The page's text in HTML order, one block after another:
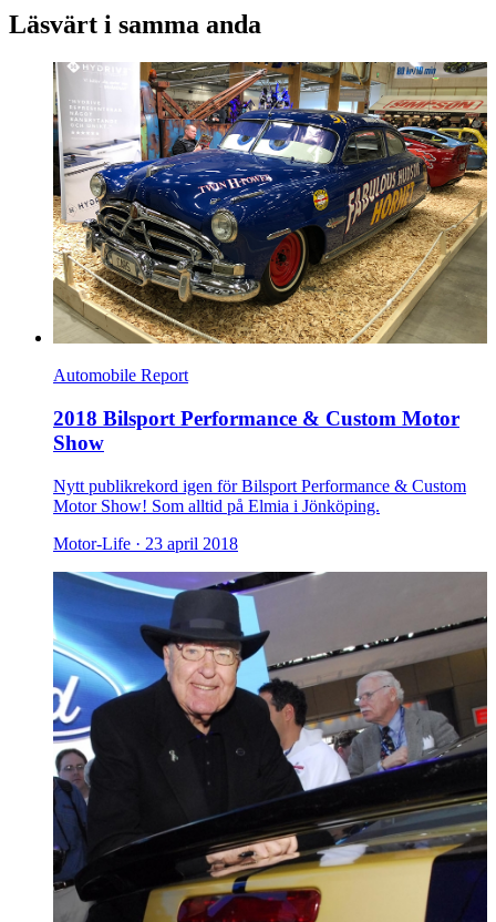
Läsvärt i samma anda
Automobile Report
2018 Bilsport Performance & Custom Motor
Show
Nytt publikrekord igen för Bilsport Performance & Custom
Motor Show! Som alltid på Elmia i Jönköping.
Motor-Life · 23 april 2018